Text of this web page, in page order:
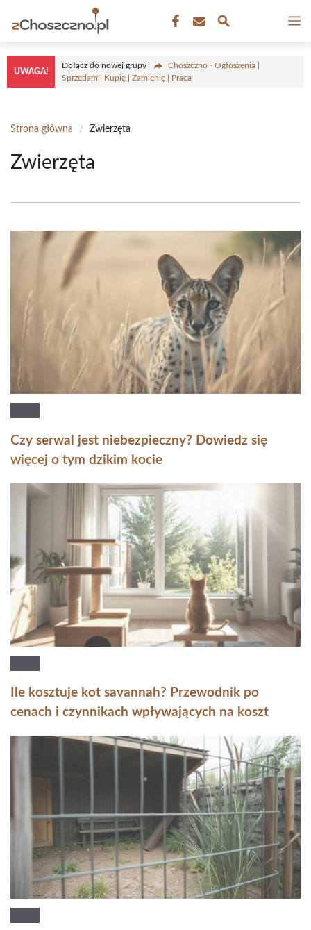
treści
UWAGA!
Dołącz do nowej grupy
Choszczno - Ogłoszenia |
Sprzedam | Kupię | Zamienię | Praca
Strona główna / Zwierzęta
Zwierzęta
Czy serwal jest niebezpieczny? Dowiedz się
więcej o tym dzikim kocie
Ile kosztuje kot savannah? Przewodnik po
cenach i czynnikach wpływających na koszt